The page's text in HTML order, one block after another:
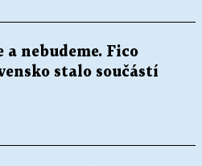
a nebudeme. Fico
stalo součástí